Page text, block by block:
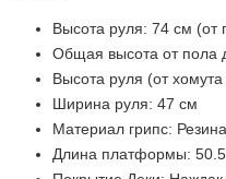
Высота руля: 74 см
Общая высота от пола
Высота руля (от
Ширина руля: 47 см
Материал грипс: Резина
Длина платформы: